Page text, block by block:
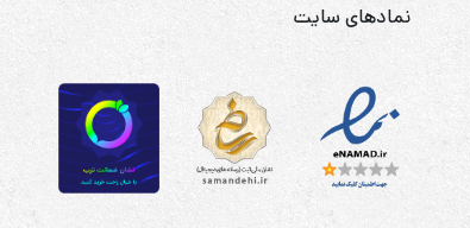
نمادهای سایت